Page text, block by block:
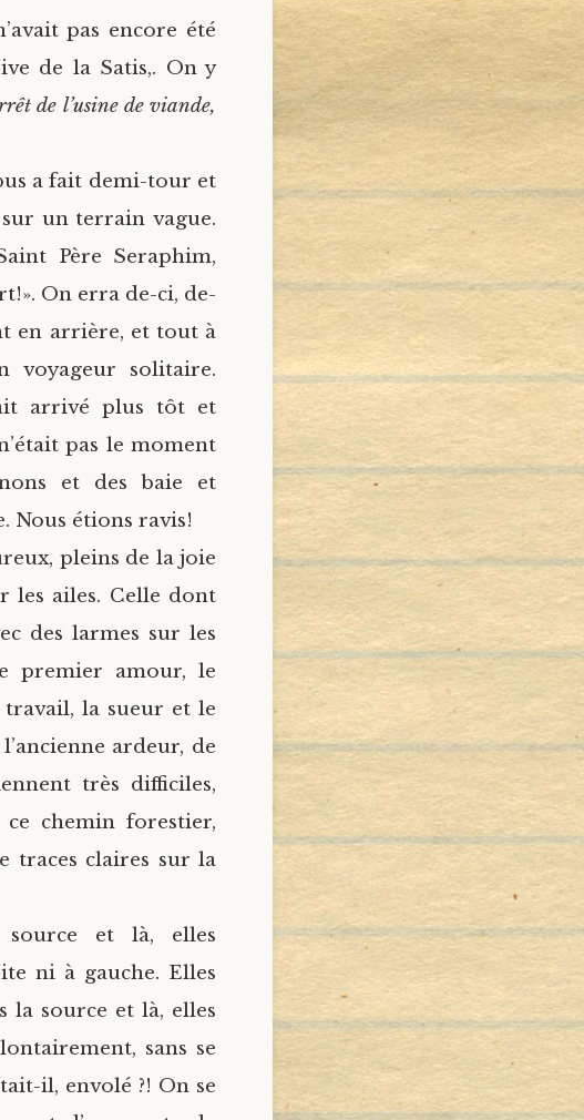
pas encore été
de la Satis,. On y
de l’usine de viande,
a fait demi-tour et
un terrain vague.
Père Seraphim,
On erra de-ci, de-
en arrière, et tout à
voyageur solitaire.
arrivé plus tôt et
pas le moment
et des baie et
Nous étions ravis!
pleins de la joie
les ailes. Celle dont
des larmes sur les
premier amour, le
la sueur et le
ardeur, de
très difficiles,
chemin forestier,
traces claires sur la
source et là, elles
ni à gauche. Elles
la source et là, elles
sans se
il, envolé ?! On se